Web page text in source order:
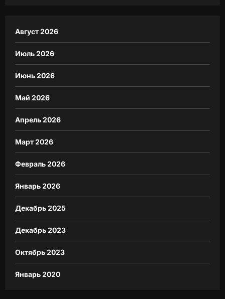
Август 2026
Июль 2026
Июнь 2026
Май 2026
Апрель 2026
Март 2026
Февраль 2026
Январь 2026
Декабрь 2025
Декабрь 2023
Октябрь 2023
Январь 2020